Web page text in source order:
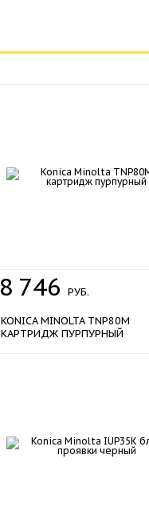
8 746 РУБ.
KONICA MINOLTA TNP80M
КАРТРИДЖ ПУРПУРНЫЙ